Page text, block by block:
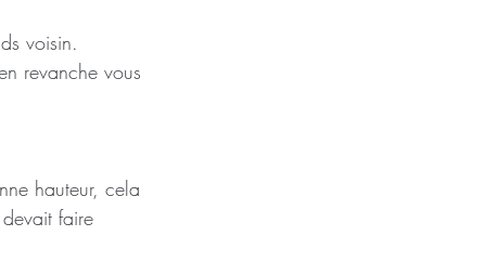
voisin.
revanche vous
hauteur, cela
faire